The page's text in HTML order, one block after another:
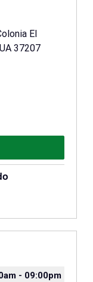
El
37207
- 09:00pm